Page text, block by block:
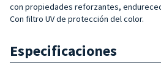
con propiedades reforzantes,
Con filtro UV de protección del color.
Especificaciones